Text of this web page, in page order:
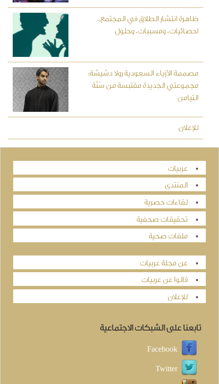
ظاهرة انتشار الطلاق في المجتمع..
احصائيات، ومسببات، وحلول
مصممة الأزياء السعودية رولا دشيشة:
مجموعتي الجديدة مقتبسة من سُنَّة
التيامن
للإعلان
عربيات
المنتدى
لقاءات حصرية
تحقيقات صحفية
ملفات صحية
عن مجلة عربيات
قالوا عن عربيات
للإعلان
تابعنا على الشبكات الاجتماعية
Facebook
Twitter